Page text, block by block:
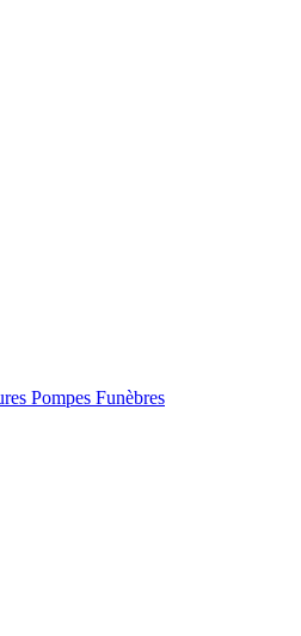
Pompes Funèbres